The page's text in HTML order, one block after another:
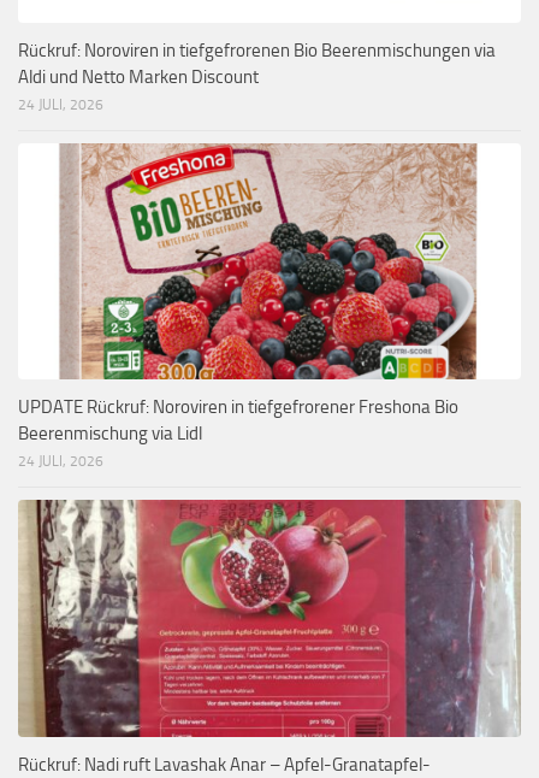
Rückruf: Noroviren in tiefgefrorenen Bio Beerenmischungen via
Aldi und Netto Marken Discount
24 JULI, 2026
UPDATE Rückruf: Noroviren in tiefgefrorener Freshona Bio
Beerenmischung via Lidl
24 JULI, 2026
Rückruf: Nadi ruft Lavashak Anar – Apfel-Granatapfel-